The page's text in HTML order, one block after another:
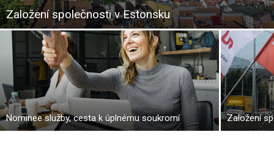
Založení společnosti v Estonsku
Nominee služby, cesta k úplnému soukromí Založení